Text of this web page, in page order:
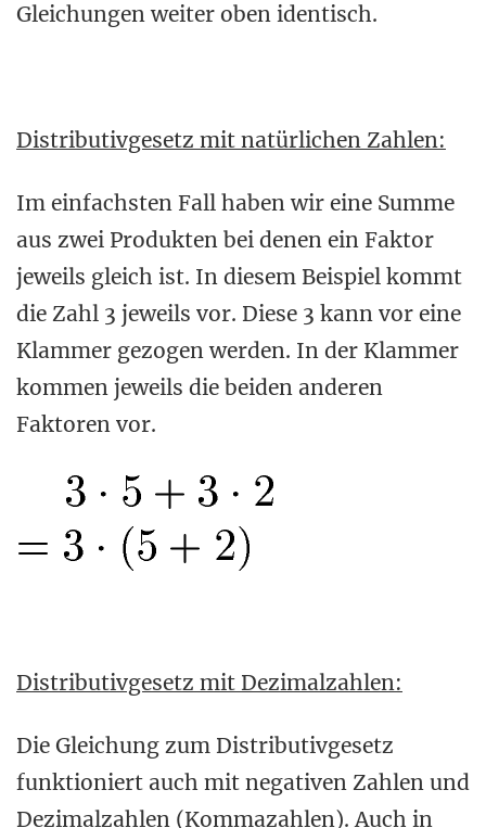
Gleichungen weiter oben identisch.
Distributivgesetz mit natürlichen Zahlen:
Im einfachsten Fall haben wir eine Summe
aus zwei Produkten bei denen ein Faktor
jeweils gleich ist. In diesem Beispiel kommt
die Zahl 3 jeweils vor. Diese 3 kann vor eine
Klammer gezogen werden. In der Klammer
kommen jeweils die beiden anderen
Faktoren vor.
Distributivgesetz mit Dezimalzahlen:
Die Gleichung zum Distributivgesetz
funktioniert auch mit negativen Zahlen und
Dezimalzahlen (Kommazahlen). Auch in